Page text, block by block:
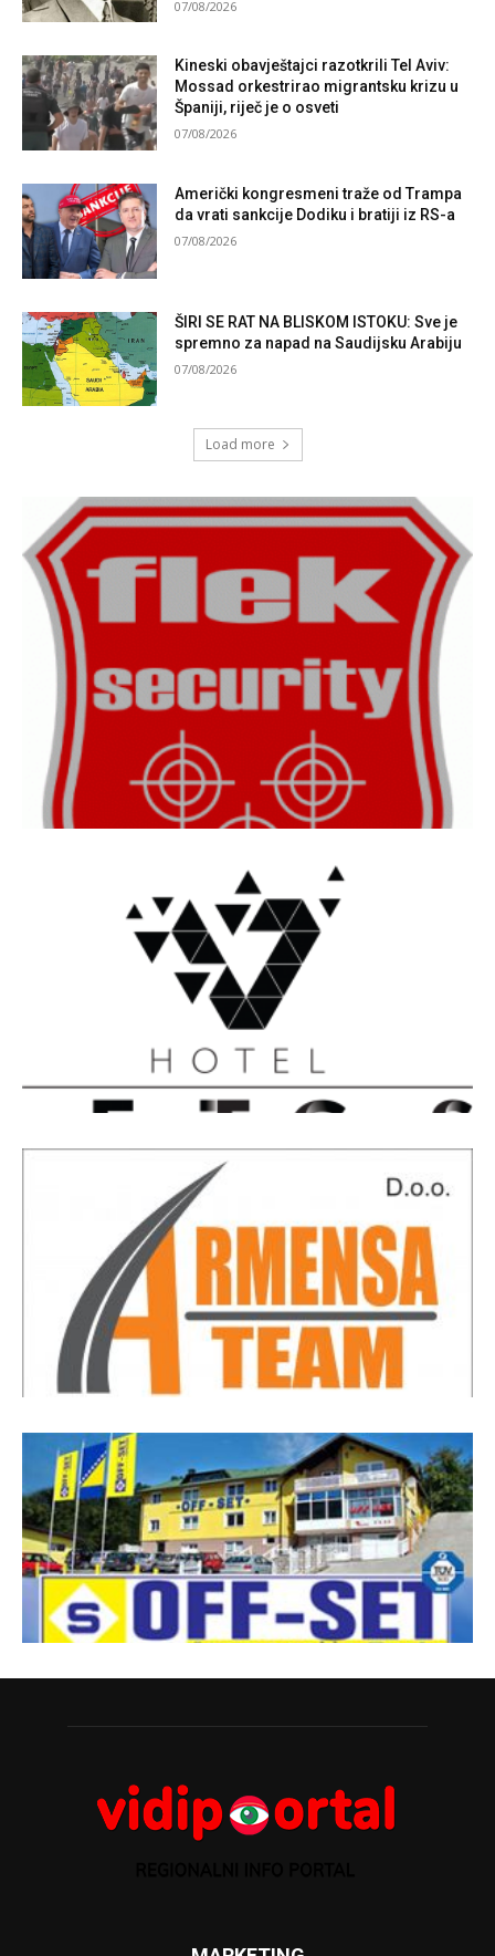
07/08/2026
Kineski obavještajci razotkrili Tel Aviv:
Mossad orkestrirao migrantsku krizu u
Španiji, riječ je o osveti
07/08/2026
Američki kongresmeni traže od Trampa
da vrati sankcije Dodiku i bratiji iz RS-a
07/08/2026
ŠIRI SE RAT NA BLISKOM ISTOKU: Sve je
spremno za napad na Saudijsku Arabiju
07/08/2026
Load more